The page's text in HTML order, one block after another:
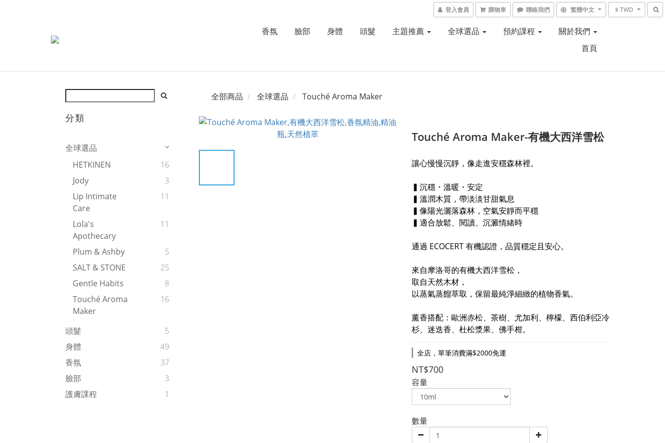
登入會員 購物車 聯絡我們 繁體中文 $ TWD
香氛 臉部 身體 頭髮 主題推薦 全球選品 預約課程
關於我們
首頁
分類
全球選品
HETKINEN
16
Jody
3
Lip Intimate
Care
11
Lola's
Apothecary
11
Plum & Ashby
5
SALT & STONE
25
Gentle Habits
8
Touché Aroma
Maker
16
頭髮
5
身體
49
香氛
37
臉部
3
護膚課程
1
全部商品 全球選品 Touché Aroma Maker
Touché Aroma Maker-有機大西洋雪松
讓心慢慢沉靜，像走進安穩森林裡。
▍沉穩・溫暖・安定
▍溫潤木質，帶淡淡甘甜氣息
▍像陽光灑落森林，空氣安靜而平穩
▍適合放鬆、閱讀、沉澱情緒時
通過 ECOCERT 有機認證，品質穩定且安心。
來自摩洛哥的有機大西洋雪松，
取自天然木材，
以蒸氣蒸餾萃取，保留最純淨細緻的植物香氣。
薰香搭配：歐洲赤松、茶樹、尤加利、檸檬、西伯利亞冷
杉、迷迭香、杜松漿果、佛手柑。
全店，單筆消費滿$2000免運
NT$700
容量
數量